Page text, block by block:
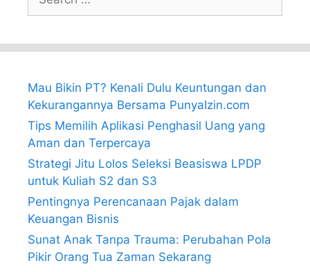
for:
Mau Bikin PT? Kenali Dulu Keuntungan dan
Kekurangannya Bersama PunyaIzin.com
Tips Memilih Aplikasi Penghasil Uang yang
Aman dan Terpercaya
Strategi Jitu Lolos Seleksi Beasiswa LPDP
untuk Kuliah S2 dan S3
Pentingnya Perencanaan Pajak dalam
Keuangan Bisnis
Sunat Anak Tanpa Trauma: Perubahan Pola
Pikir Orang Tua Zaman Sekarang